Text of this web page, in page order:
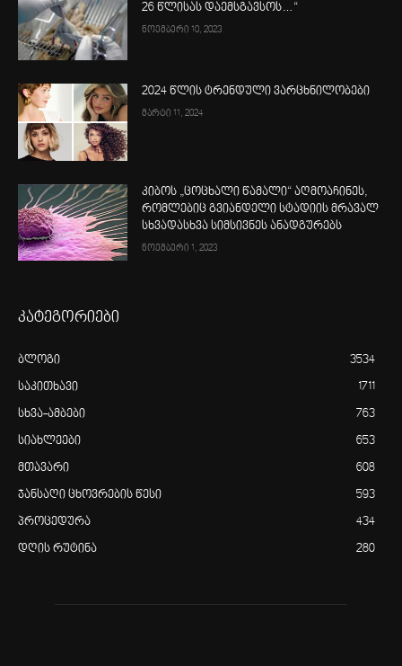
26 წლისას დაემსგავსოს…“
ნოემბერი 10, 2023
2024 წლის ტრენდული ვარცხნილობები
მარტი 11, 2024
კიბოს „ცოცხალი წამალი“ აღმოაჩინეს,
რომლებიც გვიანდელი სტადიის მრავალ
სხვადასხვა სიმსივნეს ანადგურებს
ნოემბერი 1, 2023
კატეგორიები
ბლოგი 3534
საკითხავი 1711
სხვა-ამბები 763
სიახლეები 653
მთავარი 608
ჯანსაღი ცხოვრების წესი 593
პროცედურა 434
დღის რუტინა 280